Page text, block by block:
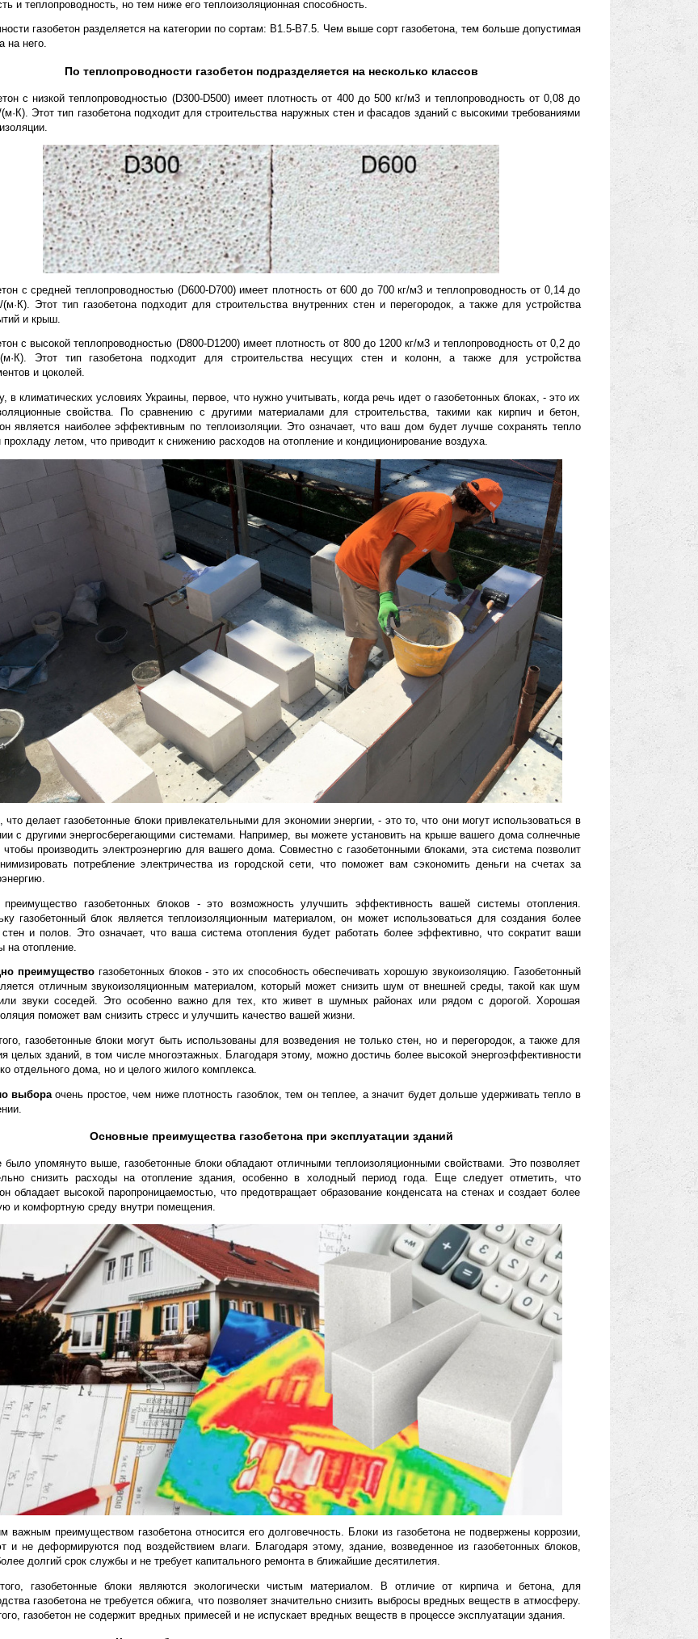
стоит дороже. Неавтоклавный газобетон имеет более низкую плотность и теплопроводность, но и менее долговечен и
устойчив к внешним воздействиям.
По плотности газобетон делится на три основные группы: теплоизоляционный (D300-D500), конструкционно-
теплоизоляционный (D600-D900) и конструкционный (D1000-D1600). Чем выше плотность газобетона, тем выше его
прочность и теплопроводность, но тем ниже его теплоизоляционная способность.
По прочности газобетон разделяется на категории по сортам: B1.5-B7.5. Чем выше сорт газобетона, тем больше допустимая
нагрузка на него.
По теплопроводности газобетон подразделяется на несколько классов
- Газобетон с низкой теплопроводностью (D300-D500) имеет плотность от 400 до 500 кг/м3 и теплопроводность от 0,08 до
0,12 Вт/(м·К). Этот тип газобетона подходит для строительства наружных стен и фасадов зданий с высокими требованиями
- Газобетон с средней теплопроводностью (D600-D700) имеет плотность от 600 до 700 кг/м3 и теплопроводность от 0,14 до
0,18 Вт/(м·К). Этот тип газобетона подходит для строительства внутренних стен и перегородок, а также для устройства
перекрытий и крыш.
- Газобетон с высокой теплопроводностью (D800-D1200) имеет плотность от 800 до 1200 кг/м3 и теплопроводность от 0,2 до
0,4 Вт/(м·К). Этот тип газобетона подходит для строительства несущих стен и колонн, а также для устройства
фундаментов и цоколей.
Поэтому, в климатических условиях Украины, первое, что нужно учитывать, когда речь идет о газобетонных блоках, - это их
теплоизоляционные свойства. По сравнению с другими материалами для строительства, такими как кирпич и бетон,
газобетон является наиболее эффективным по теплоизоляции. Это означает, что ваш дом будет лучше сохранять тепло
зимой и прохладу летом, что приводит к снижению расходов на отопление и кондиционирование воздуха.
Второе , что делает газобетонные блоки привлекательными для экономии энергии, - это то, что они могут использоваться в
сочетании с другими энергосберегающими системами. Например, вы можете установить на крыше вашего дома солнечные
панели, чтобы производить электроэнергию для вашего дома. Совместно с газобетонными блоками, эта система позволит
вам минимизировать потребление электричества из городской сети, что поможет вам сэкономить деньги на счетах за
электроэнергию.
преимущество газобетонных блоков - это возможность улучшить эффективность вашей системы отопления.
Поскольку газобетонный блок является теплоизоляционным материалом, он может использоваться для создания более
теплых стен и полов. Это означает, что ваша система отопления будет работать более эффективно, что сократит ваши
расходы на отопление.
блок является отличным звукоизоляционным материалом, который может снизить шум от внешней среды, такой как шум
улицы или звуки соседей. Это особенно важно для тех, кто живет в шумных районах или рядом с дорогой. Хорошая
звукоизоляция поможет вам снизить стресс и улучшить качество вашей жизни.
Кроме того, газобетонные блоки могут быть использованы для возведения не только стен, но и перегородок, а также для
создания целых зданий, в том числе многоэтажных. Благодаря этому, можно достичь более высокой энергоэффективности
не только отдельного дома, но и целого жилого комплекса.
Правило выбораочень простое, чем ниже плотность газоблок, тем он теплее, а значит будет дольше удерживать тепло в
помещении.
Основные преимущества газобетона при эксплуатации зданий
Как уже было упомянуто выше, газобетонные блоки обладают отличными теплоизоляционными свойствами. Это позволяет
значительно снизить расходы на отопление здания, особенно в холодный период года. Еще следует отметить, что
газобетон обладает высокой паропроницаемостью, что предотвращает образование конденсата на стенах и создает более
здоровую и комфортную среду внутри помещения.